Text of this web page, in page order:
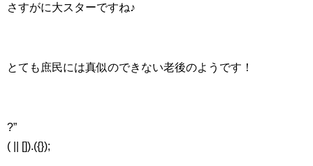
さすがに大スターですね♪
とても庶民には真似のできない老後のようです！
?”
( || []).({});